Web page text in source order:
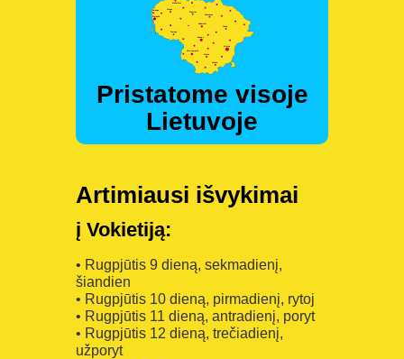
Pristatome visoje
Lietuvoje
Artimiausi išvykimai
į Vokietiją:
• Rugpjūtis 9 dieną, sekmadienį,
šiandien
• Rugpjūtis 10 dieną, pirmadienį, rytoj
• Rugpjūtis 11 dieną, antradienį, poryt
• Rugpjūtis 12 dieną, trečiadienį,
užporyt